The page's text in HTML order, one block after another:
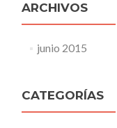
ARCHIVOS
junio 2015
CATEGORÍAS